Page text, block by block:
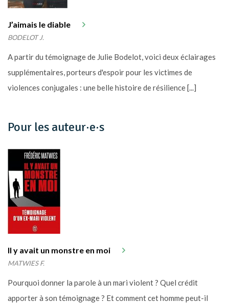
J’aimais le diable
BODELOT J.
A partir du témoignage de Julie Bodelot, voici deux éclairages
supplémentaires, porteurs d'espoir pour les victimes de
violences conjugales : une belle histoire de résilience [...]
Pour les auteur·e·s
Il y avait un monstre en moi
MATWIES F.
Pourquoi donner la parole à un mari violent ? Quel crédit
apporter à son témoignage ? Et comment cet homme peut-il